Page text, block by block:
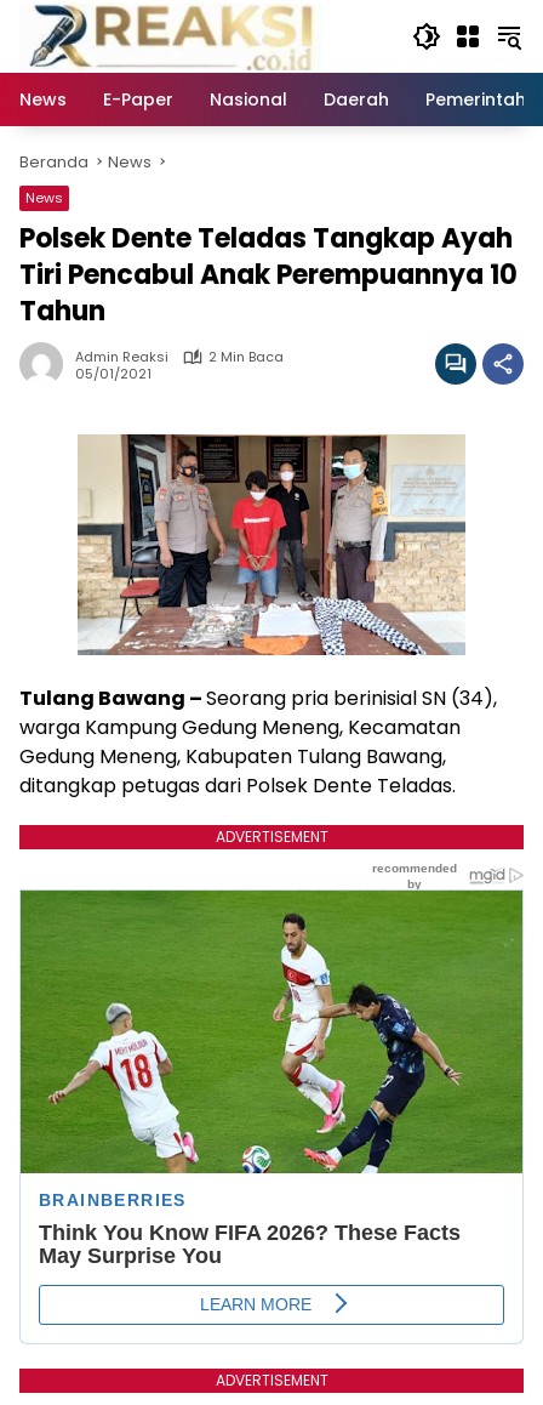
Langsung
konten
News
E-Paper Nasional Daerah
Beranda News
News
Polsek Dente Teladas Tangkap Ayah
Tiri Pencabul Anak Perempuannya 10
Tahun
Admin Reaksi
2 Min Baca
05/01/2021
Tulang Bawang –Seorang pria berinisial SN (34),
warga Kampung Gedung Meneng, Kecamatan
Gedung Meneng, Kabupaten Tulang Bawang,
ditangkap petugas dari Polsek Dente Teladas.
ADVERTISEMENT
ADVERTISEMENT